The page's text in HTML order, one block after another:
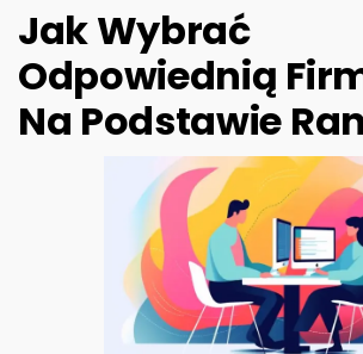
Jak Wybrać
Odpowiednią
Na Podstawie